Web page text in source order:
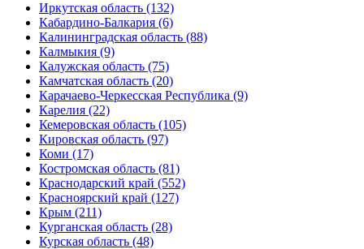
Иркутская область (132)
Кабардино-Балкария (6)
Калининградская область (88)
Калмыкия (9)
Калужская область (75)
Камчатская область (20)
Карачаево-Черкесская Республика (9)
Карелия (22)
Кемеровская область (105)
Кировская область (97)
Коми (17)
Костромская область (81)
Краснодарский край (552)
Красноярский край (127)
Крым (211)
Курганская область (28)
Курская область (48)